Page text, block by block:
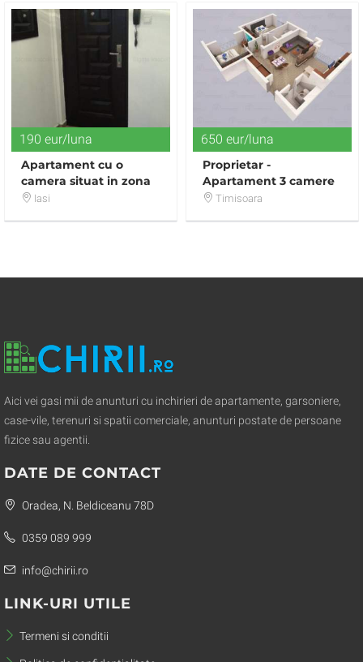
190 eur/luna
Apartament cu o
camera situat in zona
Alexandru cel Bun
Iasi
650 eur/luna
Proprietar -
Apartament 3 camere
zona de lux - Braytim
Timisoara
Aici vei gasi mii de anunturi cu inchirieri de apartamente, garsoniere,
case-vile, terenuri si spatii comerciale, anunturi postate de persoane
fizice sau agentii.
DATE DE CONTACT
Oradea, N. Beldiceanu 78D
0359 089 999
info@chirii.ro
LINK-URI UTILE
Termeni si conditii